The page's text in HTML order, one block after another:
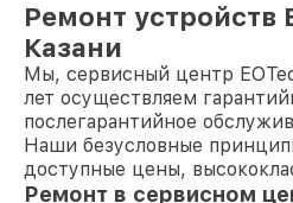
Ремонт устройств
Казани
Мы, сервисный центр
лет осуществляем
послегарантийное
Наши безусловные
доступные цены,
Ремонт в сервисном